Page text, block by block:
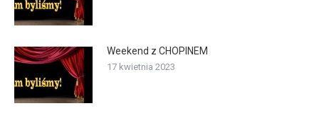
Weekend z CHOPINEM
17 kwietnia 2023